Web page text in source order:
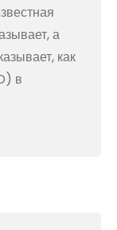
а
как
в